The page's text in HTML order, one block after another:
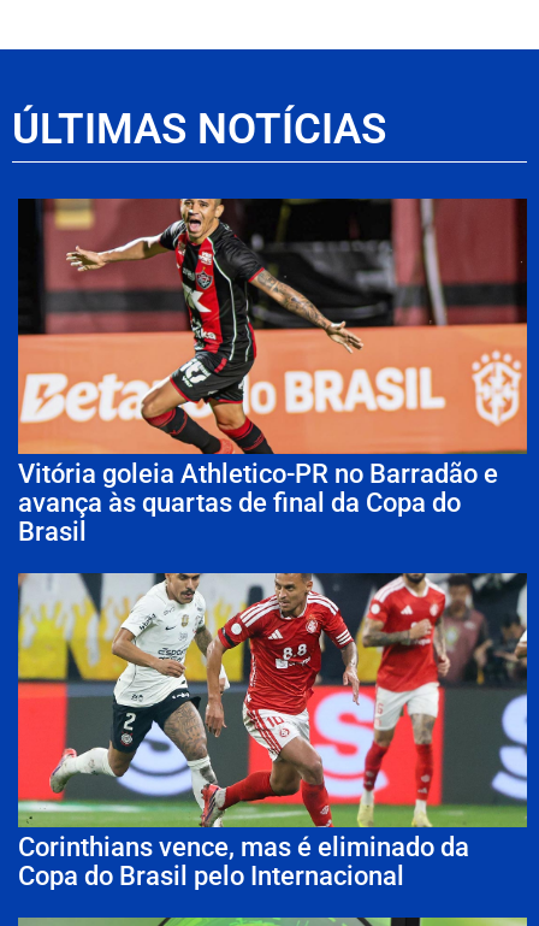
ÚLTIMAS NOTÍCIAS
Vitória goleia Athletico-PR no Barradão e
avança às quartas de final da Copa do
Brasil
Corinthians vence, mas é eliminado da
Copa do Brasil pelo Internacional